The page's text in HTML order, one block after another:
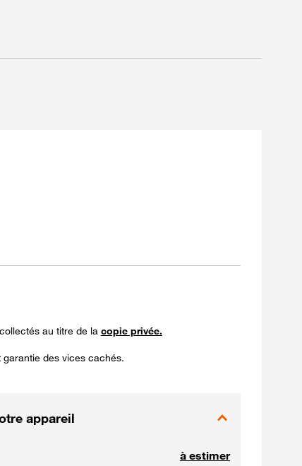
au titre de la copie privée.
des vices cachés.
appareil
à estimer